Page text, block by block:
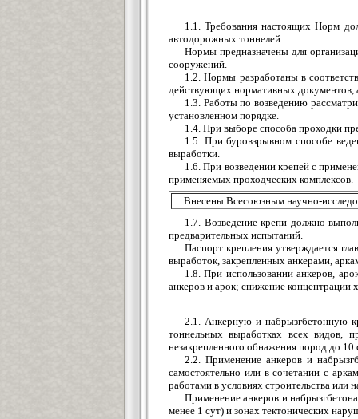
1.1. Требования настоящих Норм
автодорожных тоннелей.
Нормы предназначены для
сооружений.
1.2. Нормы разработаны в
действующих нормативных документов,
1.3. Работы по возведению
установленном порядке.
1.4. При выборе способа проходки
1.5. При буровзрывном способе
выработки.
1.6. При возведении крепей с
применяемых проходческих комплексов.
Внесены Всесоюзным научно-
1.7. Возведение крепи должно
предварительных испытаний.
Паспорт крепления утверждается
выработок, закрепленных анкерами,
1.8. При использовании анкеров,
анкеров и арок; снижение
2.1. Анкерную и набрызгбетонную
тоннельных выработках всех видов,
незакрепленного обнажения пород до
2.2. Применение анкеров и
самостоятельно или в сочетании с
работами в условиях строительства
Применение анкеров и
менее 1 сут) и зонах тектонических